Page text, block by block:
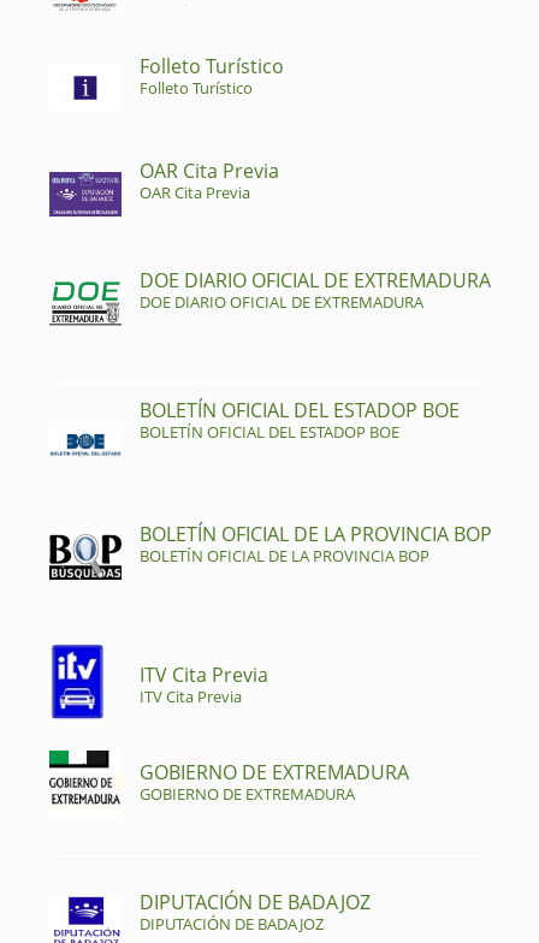
Folleto Turístico
Folleto Turístico
OAR Cita Previa
OAR Cita Previa
DOE DIARIO OFICIAL DE EXTREMADURA
DOE DIARIO OFICIAL DE EXTREMADURA
BOLETÍN OFICIAL DEL ESTADOP BOE
BOLETÍN OFICIAL DEL ESTADOP BOE
BOLETÍN OFICIAL DE LA PROVINCIA BOP
BOLETÍN OFICIAL DE LA PROVINCIA BOP
ITV Cita Previa
ITV Cita Previa
GOBIERNO DE EXTREMADURA
GOBIERNO DE EXTREMADURA
DIPUTACIÓN DE BADAJOZ
DIPUTACIÓN DE BADAJOZ